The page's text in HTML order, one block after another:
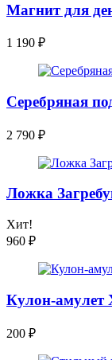
Магнит для
1 190 ₽
Серебряная
2 790 ₽
Ложка
Хит!
960 ₽
Кулон-амулет
200 ₽